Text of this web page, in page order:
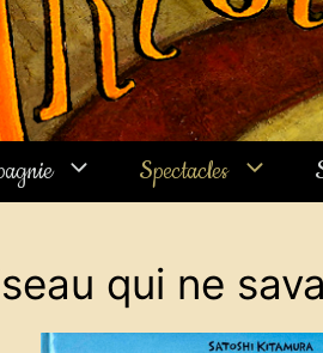
Compagnie
Spectacles
qui ne